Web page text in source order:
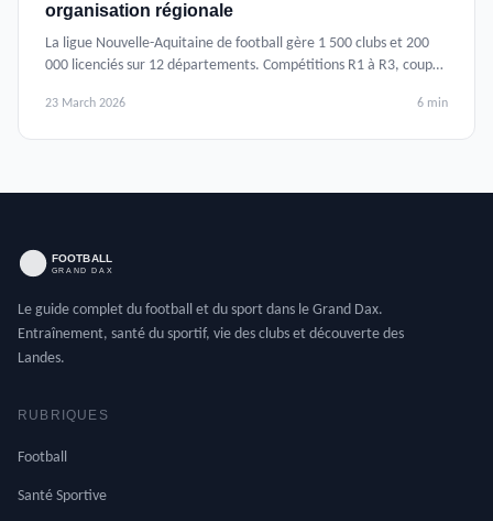
organisation régionale
La ligue Nouvelle-Aquitaine de football gère 1 500 clubs et 200
000 licenciés sur 12 départements. Compétitions R1 à R3, coupes
23 March 2026 6 min
Le guide complet du football et du sport dans le Grand Dax.
Entraînement, santé du sportif, vie des clubs et découverte des
Landes.
RUBRIQUES
Football
Santé Sportive